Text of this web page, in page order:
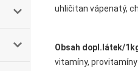
uhličitan vápenatý,
Obsah dopl.látek/
vitamíny, provitamíny